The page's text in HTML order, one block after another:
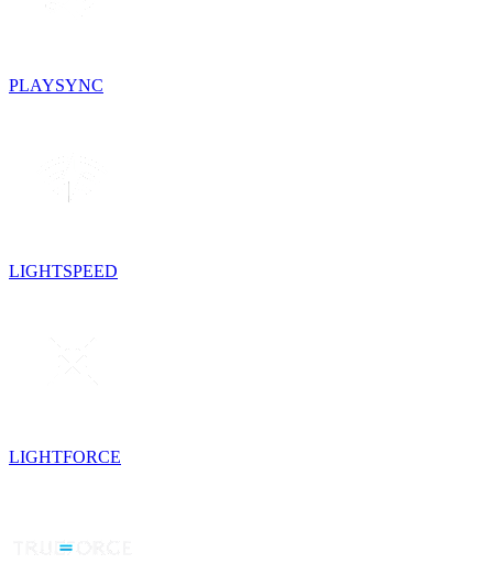
PLAYSYNC
LIGHTSPEED
LIGHTFORCE